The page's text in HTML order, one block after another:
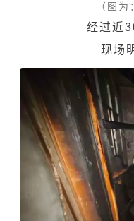
（图
经过近
现场